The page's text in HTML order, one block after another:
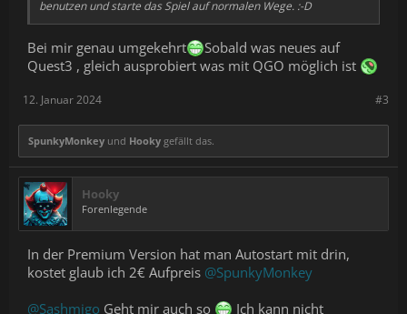
benutzen und starte das Spiel auf normalen Wege. :-D
Bei mir genau umgekehrt
Sobald was neues auf
Quest3 , gleich ausprobiert was mit QGO möglich ist
#3
12. Januar 2024
SpunkyMonkey und Hooky gefällt das.
Hooky
Forenlegende
In der Premium Version hat man Autostart mit drin,
kostet glaub ich 2€ Aufpreis @SpunkyMonkey
@Sashmigo Geht mir auch so
Ich kann nicht